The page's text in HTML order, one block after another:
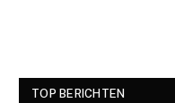
TOP BERICHTEN